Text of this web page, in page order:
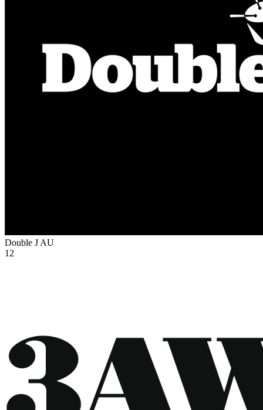
Double J AU
12